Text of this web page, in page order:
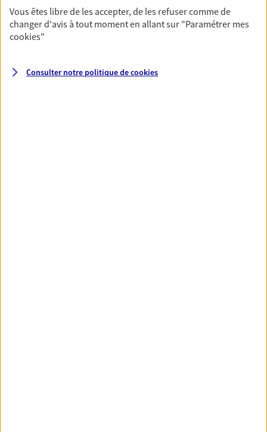
unique pour protéger vos locaux, matériels pro,
équipements et stocks… sans oublier votre
responsabilité civile.
DEMANDER UN DEVIS
Vous êtes libre de les accepter, de les refuser comme de
changer d'avis à tout moment en allant sur "Paramétrer mes
cookies"
Consulter notre politique decookies